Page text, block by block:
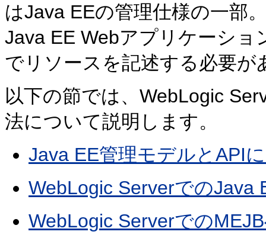
はJava EEの管理仕様の一部
Java EE Webアプリケーシ
でリソースを記述する必要が
以下の節では、WebLogic
法について説明します。
Java EE管理モデルとAPI
WebLogic ServerでのJava
WebLogic Serverでの